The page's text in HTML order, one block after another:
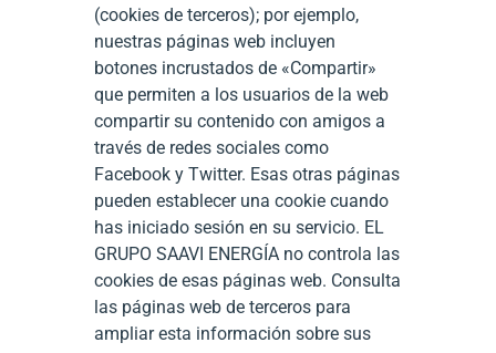
(cookies de terceros); por ejemplo,
nuestras páginas web incluyen
botones incrustados de «Compartir»
que permiten a los usuarios de la web
compartir su contenido con amigos a
través de redes sociales como
Facebook y Twitter. Esas otras páginas
pueden establecer una cookie cuando
has iniciado sesión en su servicio. EL
GRUPO SAAVI ENERGÍA no controla las
cookies de esas páginas web. Consulta
las páginas web de terceros para
ampliar esta información sobre sus